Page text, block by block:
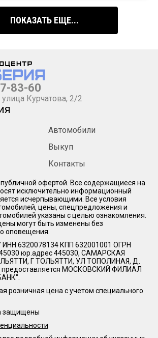
ПОКАЗАТЬ ЕЩЕ...
83-60
Курчатова, 2/2
Автомобили
Выкуп
Контакты
публичной офертой. Все содержащиеся на
исключительно информационный
исчерпывающими. Все условия
цены, спецпредложения и
указаны с целью ознакомления.
могут быть изменены без
оповещения.
6320078134 КПП 632001001 ОГРН
юр.адрес 445030, САМАРСКАЯ
Г ТОЛЬЯТТИ, УЛ ТОПОЛИНАЯ, Д.
предоставляется МОСКОВСКИЙ ФИЛИАЛ
розничная цена с учетом специального
защищены